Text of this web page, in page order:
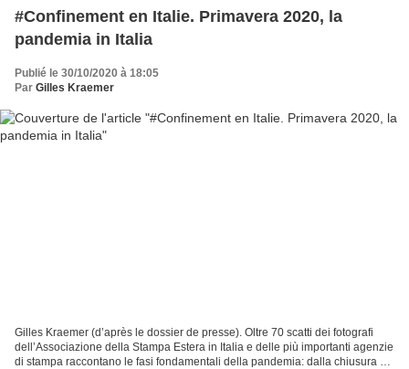
#Confinement en Italie. Primavera 2020, la
pandemia in Italia
Publié le 30/10/2020 à 18:05
Par Gilles Kraemer
Gilles Kraemer (d’après le dossier de presse). Oltre 70 scatti dei fotografi
dell’Associazione della Stampa Estera in Italia e delle più importanti agenzie
di stampa raccontano le fasi fondamentali della pandemia: dalla chiusura di